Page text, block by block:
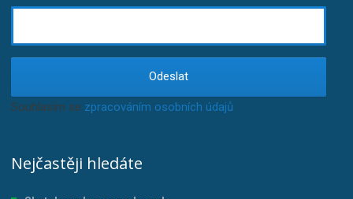
Odeslat
Souhlasím se zpracováním osobních údajů
Nejčastěji hledáte